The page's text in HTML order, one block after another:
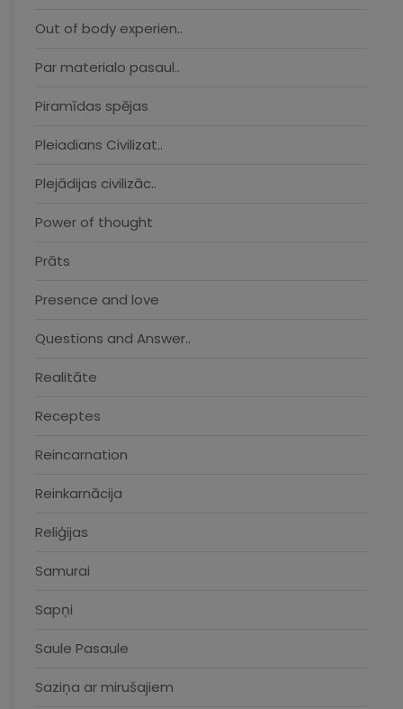
Out of body experien..
Par materialo pasaul..
Piramīdas spējas
Pleiadians Civilizat..
Plejādijas civilizāc..
Power of thought
Prāts
Presence and love
Questions and Answer..
Realitāte
Receptes
Reincarnation
Reinkarnācija
Reliģijas
Samurai
Sapņi
Saule Pasaule
Saziņa ar mirušajiem